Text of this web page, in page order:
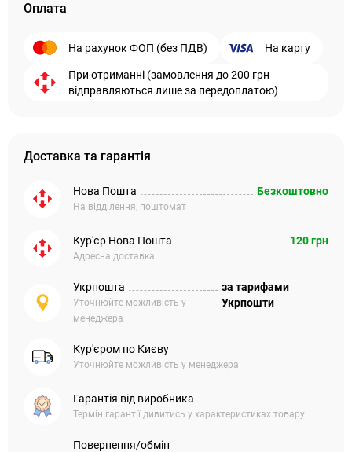
Оплата
На рахунок ФОП (без ПДВ) На карту
При отриманні (замовлення до 200 грн
відправляються лише за передоплатою)
Доставка та гарантія
Нова Пошта
На відділення, поштомат
Безкоштовно
Кур'єр Нова Пошта
Адресна доставка
120 грн
Укрпошта
Уточнюйте можливість у
менеджера
за тарифами
Укрпошти
Кур'єром по Києву
Уточнюйте можливість у менеджера
Гарантія від виробника
Термін гарантії дивитись у характеристиках товару
Повернення/обмін